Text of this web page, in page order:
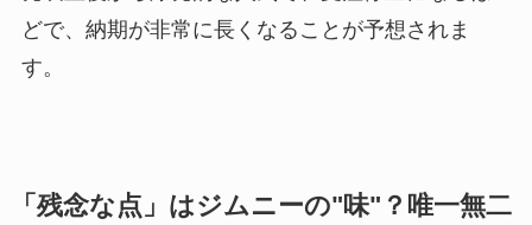
どで、納期が非常に長くなることが予想されま
す。
「残念な点」はジムニーの"味"？唯一無二